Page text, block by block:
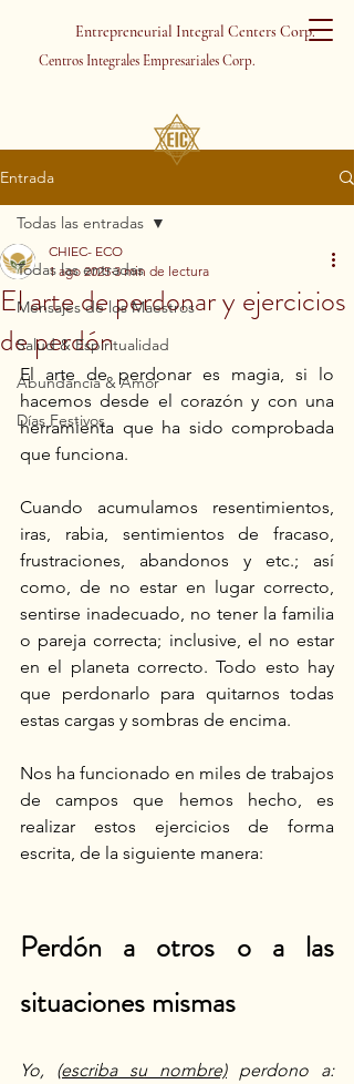
Entrepreneurial Integral Centers Corp.
Centros Integrales Empresariales Corp.
Entrada
Todas las entradas
Mensajes de los Maestros
Salud & Espiritualidad
Abundancia & Amor
Días Festivos
Todas las entradas
El arte de perdonar y ejercicios
de perdón
CHIEC- ECO
1 ago 2025 3 min de lectura
El arte de perdonar es magia, si lo
hacemos desde el corazón y con una
herramienta que ha sido comprobada
que funciona.
Cuando acumulamos resentimientos,
iras, rabia, sentimientos de fracaso,
frustraciones, abandonos y etc.; así
como, de no estar en lugar correcto,
sentirse inadecuado, no tener la familia
o pareja correcta; inclusive, el no estar
en el planeta correcto. Todo esto hay
que perdonarlo para quitarnos todas
estas cargas y sombras de encima.
Nos ha funcionado en miles de trabajos
de campos que hemos hecho, es
realizar estos ejercicios de forma
escrita, de la siguiente manera:
Perdón a otros o a las
situaciones mismas
Yo, (escriba su nombre)
perdono a: